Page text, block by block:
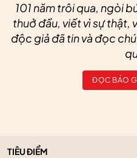
101 năm trôi qua, ngòi
thuở đầu, viết vì sự thật,
độc giả đã tin và đọc
ĐỌC BÁO
TIÊU ĐIỂM